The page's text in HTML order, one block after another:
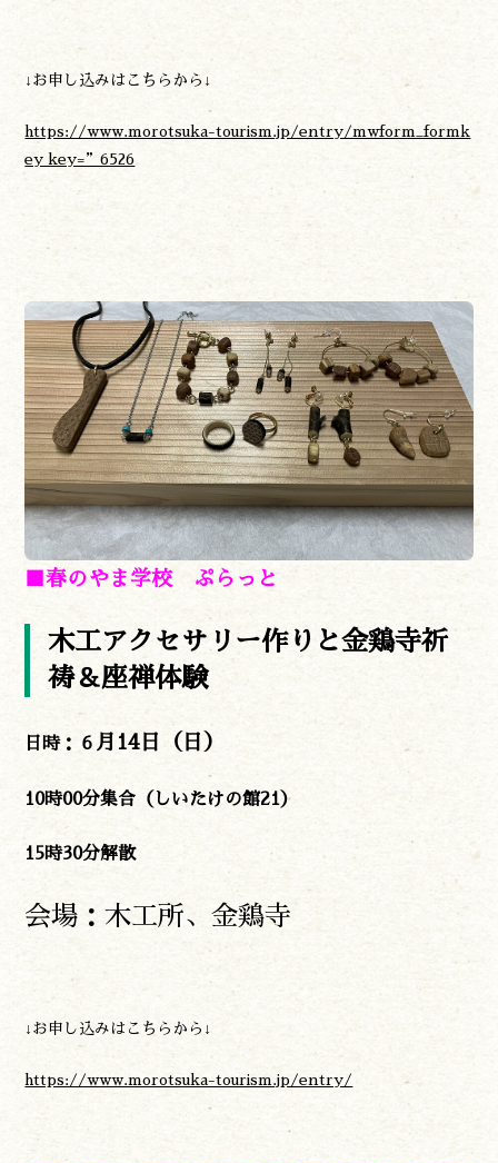
↓お申し込みはこちらから↓
https://www.morotsuka-tourism.jp/entry/mwform_formk
ey key=”6526
■春のやま学校 ぷらっと
木工アクセサリー作りと金鶏寺祈
祷＆座禅体験
日時：６ 月14日（日）
10時00分集合（しいたけの館21）
15時30分解散
会場：木工所、金鶏寺
↓お申し込みはこちらから↓
https://www.morotsuka-tourism.jp/entry/
遊ぶ
作る
食べる
泊まる
買う
諸塚村観光協会について
諸塚村観光協会
〒883-1301
宮崎県東臼杵郡諸塚村家代3068しいたけの館21内